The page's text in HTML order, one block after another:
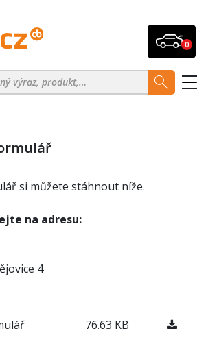
0
si můžete stáhnout níže.
na adresu:
4
76.63 KB